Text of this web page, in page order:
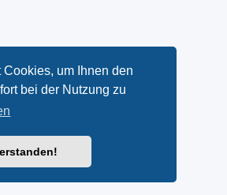
um Ihnen den
bei der Nutzung zu